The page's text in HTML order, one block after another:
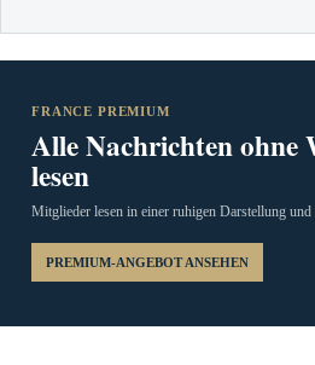
FRANCE PREMIUM
Alle Nachrichten ohne
lesen
Mitglieder lesen in einer ruhigen Darstellung und
PREMIUM-ANGEBOT ANSEHEN